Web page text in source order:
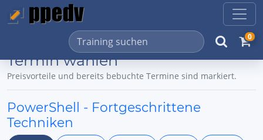
0
Termin wählen
Preisvorteile und bereits bebuchte Termine sind markiert.
PowerShell - Fortgeschrittene
Techniken